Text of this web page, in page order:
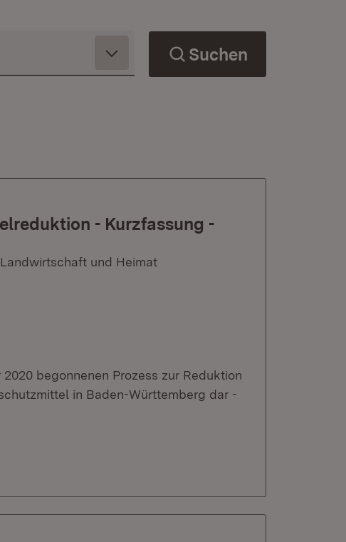
Suchen
- Kurzfassung -
und Heimat
begonnenen Prozess zur Reduktion
in Baden-Württemberg dar -